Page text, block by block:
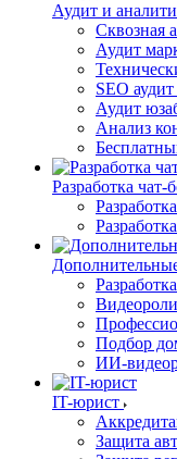
Аудит и
Сквозная
Аудит
SEO аудит
Аудит
Анализ
Разработка чат-
Подбор
ИИ-
IT-юрист
Защита